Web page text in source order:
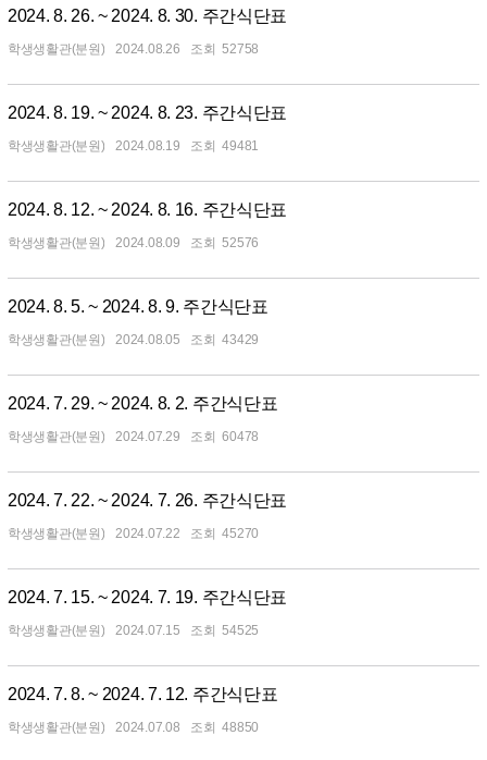
2024. 8. 26. ~ 2024. 8. 30. 주간식단표
학생생활관(분원) 2024.08.26 52758
2024. 8. 19. ~ 2024. 8. 23. 주간식단표
학생생활관(분원) 2024.08.19 49481
2024. 8. 12. ~ 2024. 8. 16. 주간식단표
학생생활관(분원) 2024.08.09 52576
2024. 8. 5. ~ 2024. 8. 9. 주간식단표
학생생활관(분원) 2024.08.05 43429
2024. 7. 29. ~ 2024. 8. 2. 주간식단표
학생생활관(분원) 2024.07.29 60478
2024. 7. 22. ~ 2024. 7. 26. 주간식단표
학생생활관(분원) 2024.07.22 45270
2024. 7. 15. ~ 2024. 7. 19. 주간식단표
학생생활관(분원) 2024.07.15 54525
2024. 7. 8. ~ 2024. 7. 12. 주간식단표
학생생활관(분원) 2024.07.08 48850